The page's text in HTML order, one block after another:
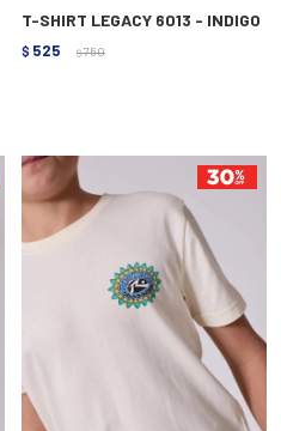
T-SHIRT LEGACY 6013 - INDIGO
$ 525 $ 750